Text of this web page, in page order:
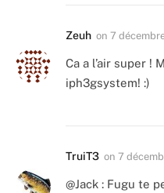
Zeuh on 7
Ca a l’air super !
iph3gsystem! :)
TruiT3 on 7
@Jack : Fugu te